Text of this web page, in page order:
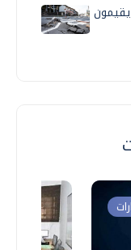
يقيمون